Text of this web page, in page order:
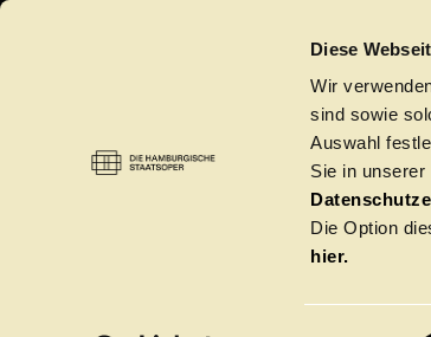
Diese
Wir
sind sowie
Auswahl
Sie in unserer
Die Option
hier.
DIE HAMBURGISCHE STAATSOPER
DIE